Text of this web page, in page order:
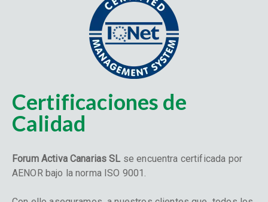
Certificaciones de
Calidad
Forum Activa Canarias SLse encuentra certificada por
AENOR bajo la norma ISO 9001.